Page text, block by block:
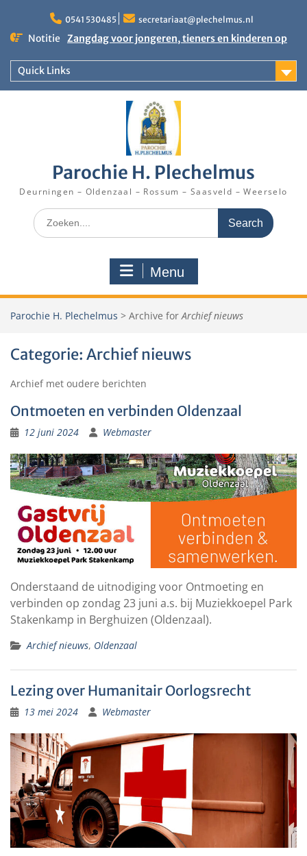
content
0541 530485 secretariaat@plechelmus.nl
Notitie
Zangdag voor jongeren, tieners en kinderen op
zondag 27 september 2026 in Klooster
Denekamp
Uitnodiging installatie Pastoor Karel Donders
Rooster Kerktijd vanaf 5 augustus 2026
Quick Links
Parochie H. Plechelmus
Deurningen – Oldenzaal – Rossum – Saasveld – Weerselo
Search
for:
Menu
Parochie H. Plechelmus > Archive forArchief nieuws
Categorie: Archief nieuws
Archief met oudere berichten
Ontmoeten en verbinden Oldenzaal
12 juni 2024 Webmaster
Onderstaand de uitnodiging voor Ontmoeting en
verbinden op zondag 23 juni a.s. bij Muziekkoepel Park
Stakenkamp in Berghuizen (Oldenzaal).
Archief nieuws, Oldenzaal
Lezing over Humanitair Oorlogsrecht
13 mei 2024 Webmaster